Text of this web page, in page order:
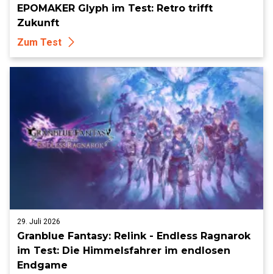
EPOMAKER Glyph im Test: Retro trifft
Zukunft
Zum Test
29. Juli 2026
Granblue Fantasy: Relink - Endless Ragnarok
im Test: Die Himmelsfahrer im endlosen
Endgame